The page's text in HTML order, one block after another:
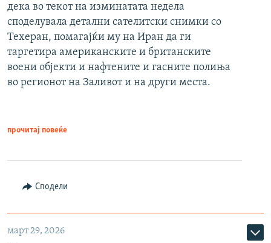
дека во текот на изминатата недела
споделувала детални сателитски снимки со
Техеран, помагајќи му на Иран да ги
таргетира американските и британските
воени објекти и нафтените и гасните полиња
во регионот на Заливот и на други места.
прочитај повеќе
Сподели
март 29, 2026